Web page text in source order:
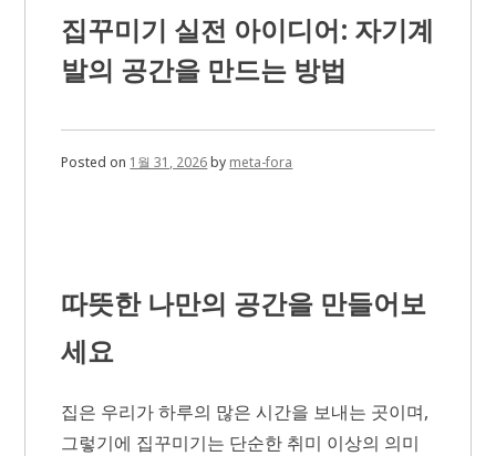
집꾸미기 실전 아이디어: 자기계
발의 공간을 만드는 방법
Posted on 1월 31, 2026by meta-fora
따뜻한 나만의 공간을 만들어보
세요
집은 우리가 하루의 많은 시간을 보내는 곳이며,
그렇기에 집꾸미기는 단순한 취미 이상의 의미